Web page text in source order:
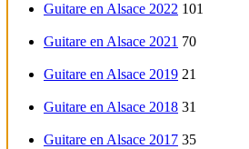
Guitare en Alsace 2022 101
Guitare en Alsace 2021 70
Guitare en Alsace 2019 21
Guitare en Alsace 2018 31
Guitare en Alsace 2017 35